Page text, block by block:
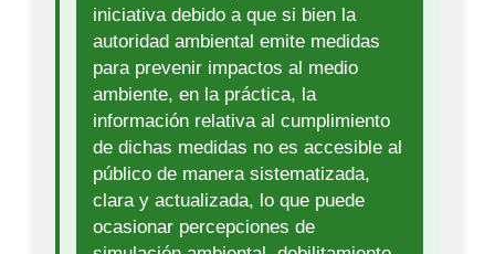
iniciativa debido a que si bien la
autoridad ambiental emite medidas
para prevenir impactos al medio
ambiente, en la práctica, la
información relativa al cumplimiento
de dichas medidas no es accesible al
público de manera sistematizada,
clara y actualizada, lo que puede
ocasionar percepciones de